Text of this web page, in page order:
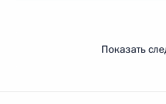
Показать